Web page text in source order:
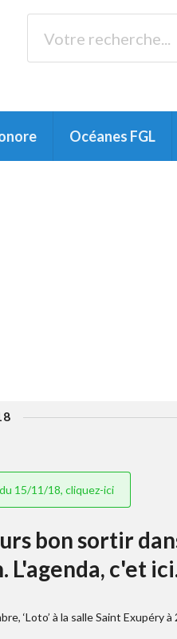
Océanes FGL
15/11/18, cliquez-ici
bon sortir
L'agenda, c'et
‘Loto’ à la salle Saint Exupéry